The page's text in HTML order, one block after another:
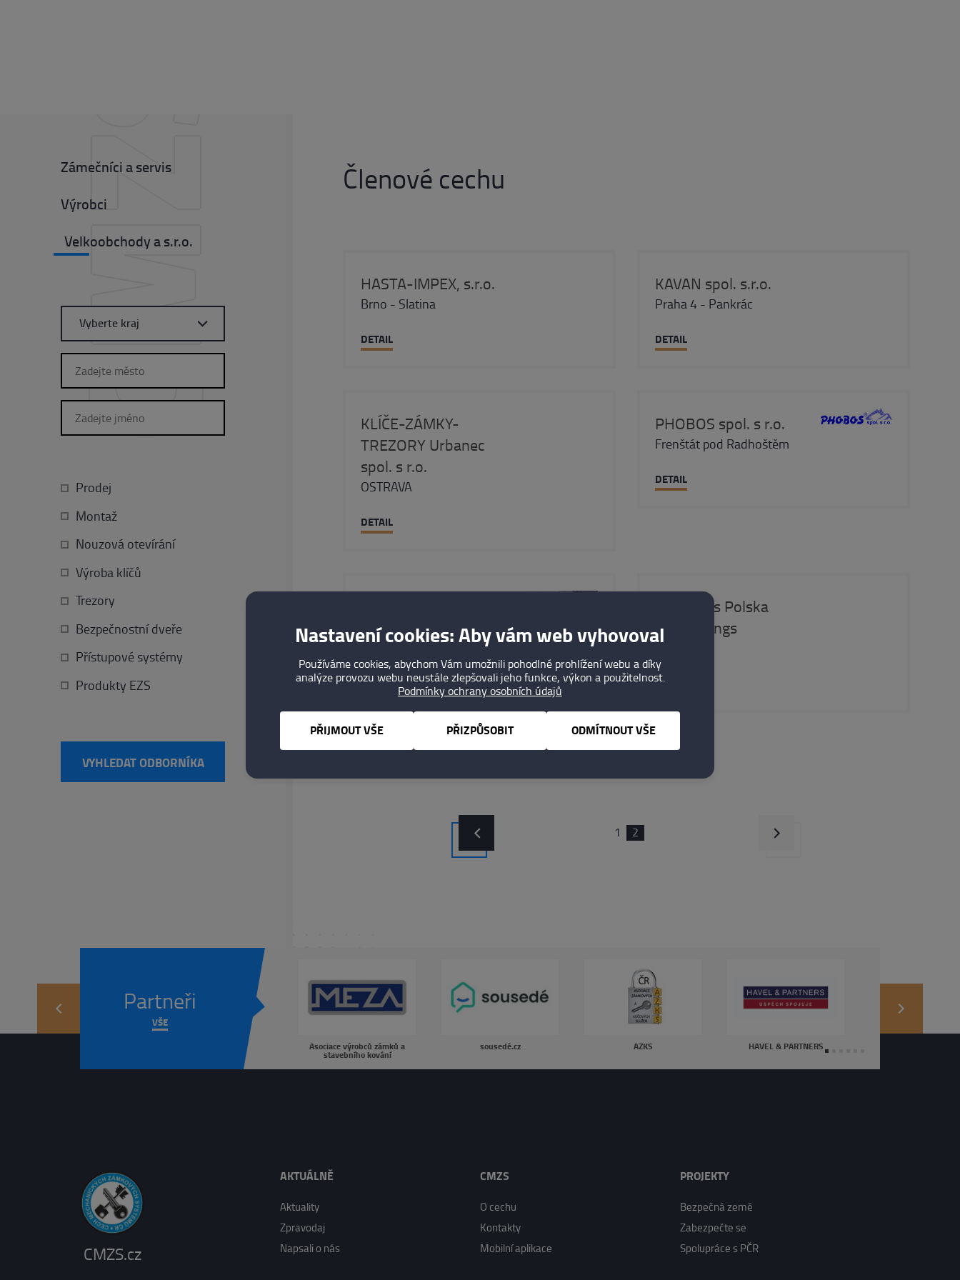
Zámečníci a servis
Výrobci
Velkoobchody a s.r.o.
Jihočeský kraj
Jihomoravský kraj
Liberecký kraj
Pardubický kraj
Plzeňský kraj
Středočeský kraj
Ústecký kraj
Vysočina
Vyberte kraj
Prodej
Montaž
Nouzová otevírání
Výroba klíčů
Trezory
Bezpečnostní dveře
Přístupové systémy
Produkty EZS
VYHLEDAT ODBORNÍKA
Členové cechu
HASTA-IMPEX, s.r.o.
Brno - Slatina
DETAIL
KAVAN spol. s.r.o.
Praha 4 - Pankrác
DETAIL
KLÍČE-ZÁMKY-
TREZORY Urbanec
spol. s r.o.
OSTRAVA
DETAIL
PHOBOS spol. s r.o.
Frenštát pod Radhoštěm
DETAIL
Winkhaus Polska
Beteiligungs
Rydzyna
DETAIL
1 2
Partneři
VŠE
Asociace výrobců zámků a
stavebního kování
sousedé.cz AZKS HAVEL & PARTNERS
prev next
CMZS.cz
AKTUÁLNĚ
Aktuality
Zpravodaj
Napsali o nás
CMZS
O cechu
Kontakty
Mobilní aplikace
PROJEKTY
Bezpečná země
Zabezpečte se
Spolupráce s PČR
Nastavení cookies: Aby vám web vyhovoval
Používáme cookies, abychom Vám umožnili pohodlné prohlížení webu a díky
analýze provozu webu neustále zlepšovali jeho funkce, výkon a použitelnost.
Podmínky ochrany osobních údajů
PŘIZPŮSOBIT ODMÍTNOUT VŠE
PŘIJMOUT VŠE